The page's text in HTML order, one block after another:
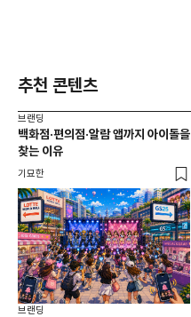
추천 콘텐츠
브랜딩
백화점·편의점·알람 앱까지 아이돌을
찾는 이유
기묘한
브랜딩